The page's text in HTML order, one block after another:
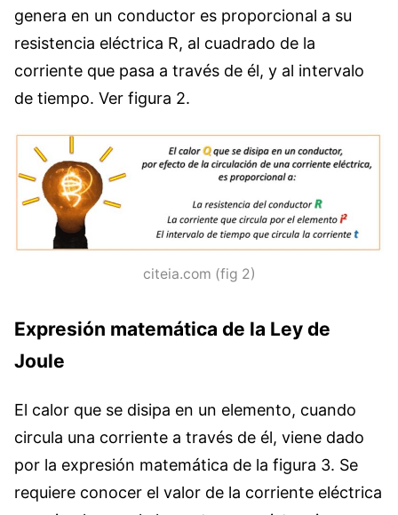
genera en un conductor es proporcional a su
resistencia eléctrica R, al cuadrado de la
corriente que pasa a través de él, y al intervalo
de tiempo. Ver figura 2.
citeia.com (fig 2)
Expresión matemática de la Ley de
Joule
El calor que se disipa en un elemento, cuando
circula una corriente a través de él, viene dado
por la expresión matemática de la figura 3. Se
requiere conocer el valor de la corriente eléctrica